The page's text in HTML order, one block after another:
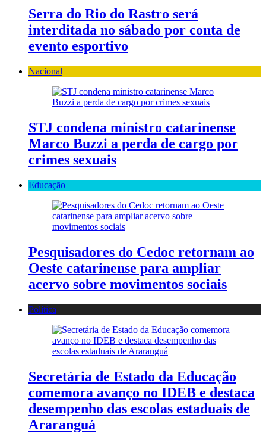
Serra do Rio do Rastro será
interditada no sábado por conta de
evento esportivo
Nacional
STJ condena ministro catarinense
Marco Buzzi a perda de cargo por
crimes sexuais
Educação
Pesquisadores do Cedoc retornam ao
Oeste catarinense para ampliar
acervo sobre movimentos sociais
Política
Secretária de Estado da Educação
comemora avanço no IDEB e destaca
desempenho das escolas estaduais de
Araranguá